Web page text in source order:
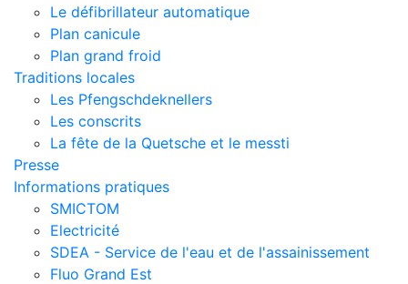
Le défibrillateur automatique
Plan canicule
Plan grand froid
Traditions locales
Les Pfengschdeknellers
Les conscrits
La fête de la Quetsche et le messti
Presse
Informations pratiques
SMICTOM
Electricité
SDEA - Service de l'eau et de l'assainissement
Fluo Grand Est